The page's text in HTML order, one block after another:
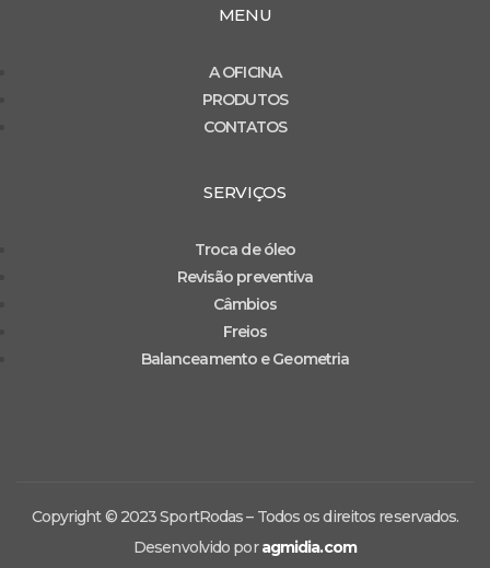
MENU
A OFICINA
PRODUTOS
CONTATOS
SERVIÇOS
Troca de óleo
Revisão preventiva
Câmbios
Freios
Balanceamento e Geometria
Copyright © 2023 SportRodas – Todos os direitos reservados.
Desenvolvido poragmidia.com